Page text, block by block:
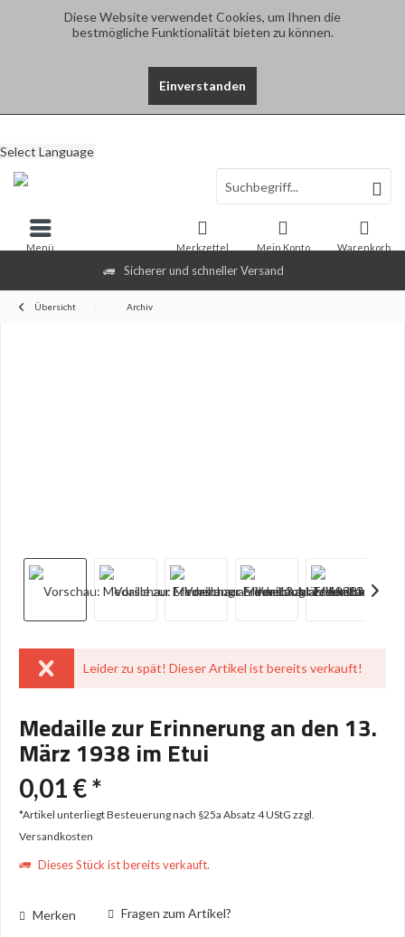
Diese Website verwendet Cookies, um Ihnen die
bestmögliche Funktionalität bieten zu können.
Einverstanden
Sicherer und schneller Versand
Select Language
Warenkorb
Merkzettel Mein Konto
Menü
Übersicht Archiv
Leider zu spät! Dieser Artikel ist bereits verkauft!
Medaille zur Erinnerung an den 13.
März 1938 im Etui
0,01 € *
*Artikel unterliegt Besteuerung nach §25a Absatz 4 UStG zzgl.
Versandkosten
Dieses Stück ist bereits verkauft.
Merken Fragen zum Artikel?